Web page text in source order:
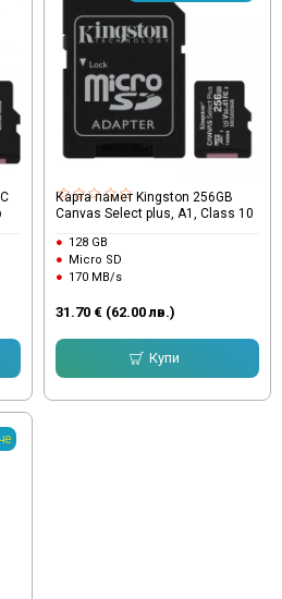
Карта памет Kingston 256GB
Canvas Select plus, A1, Class 10
128 GB
Micro SD
170 MB/s
31.70 € (62.00 лв.)
Купи